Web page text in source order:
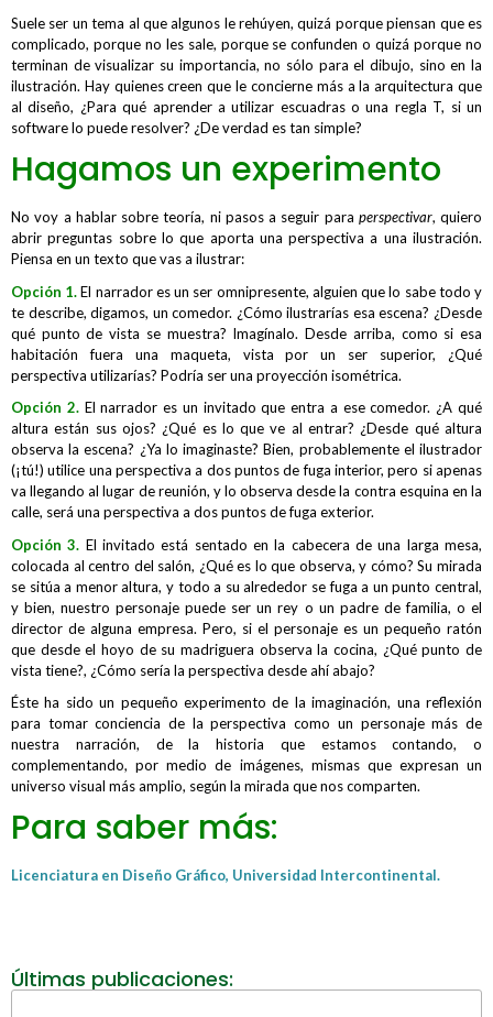
Suele ser un tema al que algunos le rehúyen, quizá porque piensan que es
complicado, porque no les sale, porque se confunden o quizá porque no
terminan de visualizar su importancia, no sólo para el dibujo, sino en la
ilustración. Hay quienes creen que le concierne más a la arquitectura que
al diseño, ¿Para qué aprender a utilizar escuadras o una regla T, si un
software lo puede resolver? ¿De verdad es tan simple?
Hagamos un experimento
No voy a hablar sobre teoría, ni pasos a seguir para perspectivar, quiero
abrir preguntas sobre lo que aporta una perspectiva a una ilustración.
Piensa en un texto que vas a ilustrar:
Opción 1. El narrador es un ser omnipresente, alguien que lo sabe todo y
te describe, digamos, un comedor. ¿Cómo ilustrarías esa escena? ¿Desde
qué punto de vista se muestra? Imagínalo. Desde arriba, como si esa
habitación fuera una maqueta, vista por un ser superior, ¿Qué
perspectiva utilizarías? Podría ser una proyección isométrica.
Opción 2.El narrador es un invitado que entra a ese comedor. ¿A qué
altura están sus ojos? ¿Qué es lo que ve al entrar? ¿Desde qué altura
observa la escena? ¿Ya lo imaginaste? Bien, probablemente el ilustrador
(¡tú!) utilice una perspectiva a dos puntos de fuga interior, pero si apenas
va llegando al lugar de reunión, y lo observa desde la contra esquina en la
calle, será una perspectiva a dos puntos de fuga exterior.
Opción 3. El invitado está sentado en la cabecera de una larga mesa,
colocada al centro del salón, ¿Qué es lo que observa, y cómo? Su mirada
se sitúa a menor altura, y todo a su alrededor se fuga a un punto central,
y bien, nuestro personaje puede ser un rey o un padre de familia, o el
director de alguna empresa. Pero, si el personaje es un pequeño ratón
que desde el hoyo de su madriguera observa la cocina, ¿Qué punto de
vista tiene?, ¿Cómo sería la perspectiva desde ahí abajo?
Éste ha sido un pequeño experimento de la imaginación, una reflexión
para tomar conciencia de la perspectiva como un personaje más de
nuestra narración, de la historia que estamos contando, o
complementando, por medio de imágenes, mismas que expresan un
universo visual más amplio, según la mirada que nos comparten.
Para saber más:
Licenciatura en Diseño Gráfico, Universidad Intercontinental.
Últimas publicaciones: